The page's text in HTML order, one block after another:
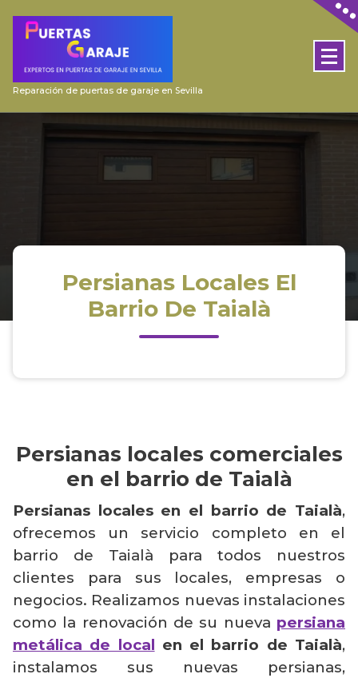
Reparación de puertas de garaje en Sevilla
Persianas Locales El
Barrio De Taialà
Persianas locales comerciales
en el barrio de Taialà
Persianas locales en el barrio de Taialà,
ofrecemos un servicio completo en el
barrio de Taialà para todos nuestros
clientes para sus locales, empresas o
negocios. Realizamos nuevas instalaciones
como la renovación de su nueva persiana
metálica de local en el barrio de Taialà,
instalamos sus nuevas persianas,